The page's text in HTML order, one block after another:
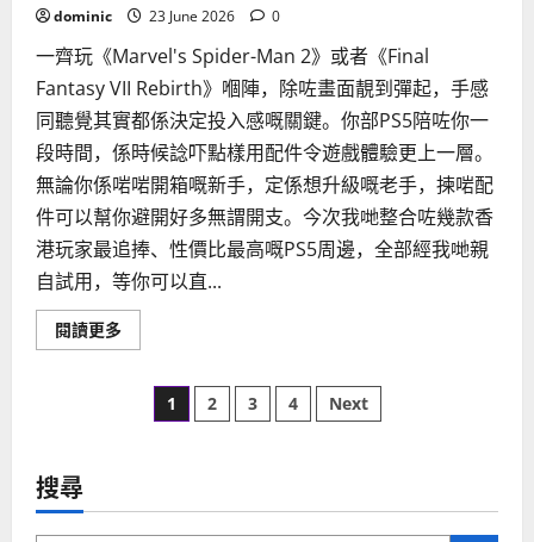
dominic 23 June 2026 0
一齊玩《Marvel's Spider-Man 2》或者《Final
Fantasy VII Rebirth》嗰陣，除咗畫面靚到彈起，手感
同聽覺其實都係決定投入感嘅關鍵。你部PS5陪咗你一
段時間，係時候諗吓點樣用配件令遊戲體驗更上一層。
無論你係啱啱開箱嘅新手，定係想升級嘅老手，揀啱配
件可以幫你避開好多無謂開支。今次我哋整合咗幾款香
港玩家最追捧、性價比最高嘅PS5周邊，全部經我哋親
自試用，等你可以直...
閱讀更多Read
more
配
Posts
1 2 3 4 Next
搜尋